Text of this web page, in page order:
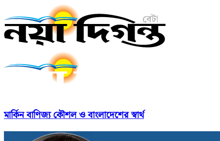
মার্কিন বাণিজ্য কৌশল ও বাংলাদেশের স্বার্থ